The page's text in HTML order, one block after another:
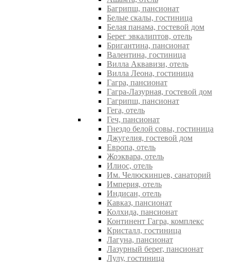
Багрипш, пансионат
Белые скалы, гостиница
Белая панама, гостевой дом
Берег эвкалиптов, отель
Бригантина, пансионат
Валентина, гостиница
Вилла Аквавизи, отель
Вилла Леона, гостиница
Гагра, пансионат
Гагра-Лазурная, гостевой дом
Гагрипш, пансионат
Гега, отель
Геч, пансионат
Гнездо белой совы, гостиница
Джугелия, гостевой дом
Европа, отель
Жоэквара, отель
Илиос, отель
Им. Челюскинцев, санаторий
Империя, отель
Индисан, отель
Кавказ, пансионат
Колхида, пансионат
Континент Гагра, комплекс
Кристалл, гостиница
Лагуна, пансионат
Лазурный берег, пансионат
Лулу, гостиница